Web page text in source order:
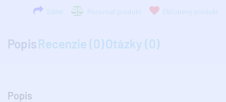
Sdílet Porovnať produkt Obľúbený produkt
PopisRecenzie (0)Otázky (0)
Popis